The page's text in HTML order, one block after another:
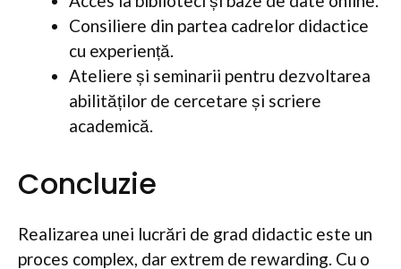
Consiliere din partea cadrelor didactice
cu experiență.
Ateliere și seminarii pentru dezvoltarea
abilităților de cercetare și scriere
academică.
Concluzie
Realizarea unei lucrări de grad didactic este un
proces complex, dar extrem de rewarding. Cu o